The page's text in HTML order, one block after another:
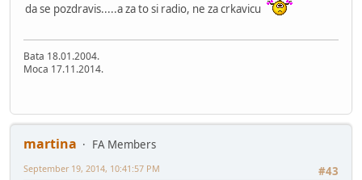
da se pozdravis.....a za to si radio, ne za crkavicu
Bata 18.01.2004.
Moca 17.11.2014.
martina
FA Members
#43
September 19, 2014, 10:41:57 PM